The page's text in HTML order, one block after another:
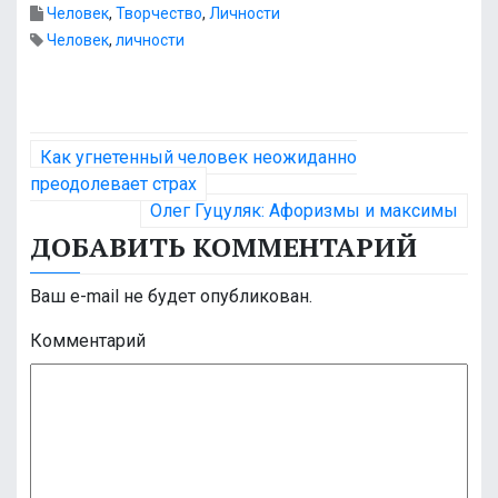
Человек, Творчество, Личности
Человек, личности
Н
а
в
и
г
а
Как угнетенный человек неожиданно
преодолевает страх
Олег Гуцуляк: Афоризмы и максимы
ДОБАВИТЬ КОММЕНТАРИЙ
Ваш e-mail не будет опубликован.
Комментарий